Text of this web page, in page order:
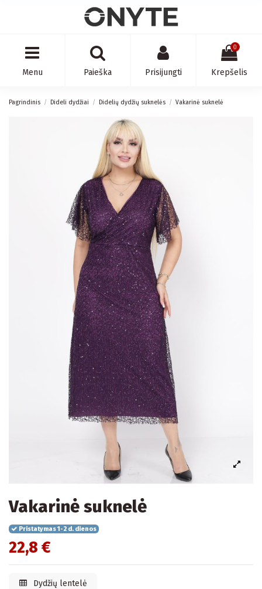
Menu Paieška Prisijungti
0
Krepšelis
Pagrindinis Dideli dydžiai Didelių dydžių suknelės Vakarinė suknelė
Vakarinė suknelė
Pristatymas 1-2 d. dienos
22,8 €
Dydžių lentelė